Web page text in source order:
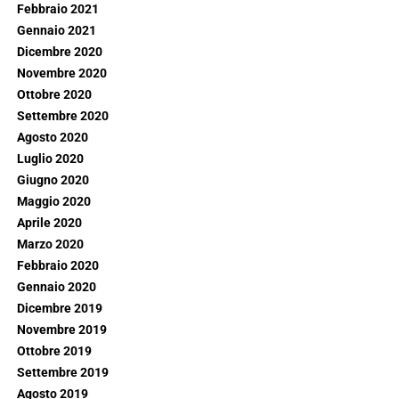
Febbraio 2021
Gennaio 2021
Dicembre 2020
Novembre 2020
Ottobre 2020
Settembre 2020
Agosto 2020
Luglio 2020
Giugno 2020
Maggio 2020
Aprile 2020
Marzo 2020
Febbraio 2020
Gennaio 2020
Dicembre 2019
Novembre 2019
Ottobre 2019
Settembre 2019
Agosto 2019